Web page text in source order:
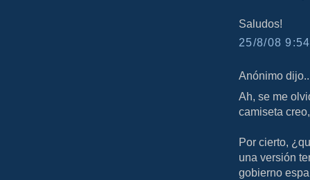
Saludos!
25/8/08
Anónimo
Ah, se me
camiseta
Por cierto,
una versión
gobierno